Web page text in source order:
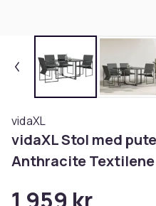
vidaXL
vidaXL Stol med
Anthracite Textilene